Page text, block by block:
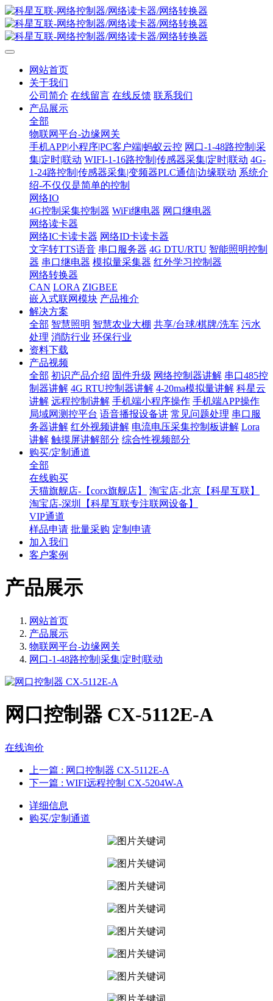
网站首页
关于我们
公司简介 在线留言 在线反馈 联系我们
产品展示
全部
物联网平台-边缘网关
手机APP|小程序|PC客户端|蚂蚁云控 网口-1-48路控制|采
集|定时|联动 WIFI-1-16路控制|传感器采集|定时|联动 4G-
1-24路控制|传感器采集|变频器PLC通信|边缘联动 系统介
绍-不仅仅是简单的控制
网络IO
4G控制采集控制器 WiFi继电器 网口继电器
网络读卡器
网络IC卡读卡器 网络ID卡读卡器
文字转TTS语音 串口服务器 4G DTU/RTU 智能照明控制
器 串口继电器 模拟量采集器 红外学习控制器
网络转换器
CAN LORA ZIGBEE
嵌入式联网模块 产品推介
解决方案
全部 智慧照明 智慧农业大棚 共享/台球/棋牌/洗车 污水
处理 消防行业 环保行业
资料下载
产品视频
全部 初识产品介绍 固件升级 网络控制器讲解 串口485控
制器讲解 4G RTU控制器讲解 4-20ma模拟量讲解 科星云
讲解 远程控制讲解 手机端小程序操作 手机端APP操作
局域网测控平台 语音播报设备讲 常见问题处理 串口服
务器讲解 红外视频讲解 电流电压采集控制板讲解 Lora
讲解 触摸屏讲解部分 综合性视频部分
购买/定制通道
全部
在线购买
天猫旗舰店-【corx旗舰店】
淘宝店-北京【科星互联】
淘宝店-深圳【科星互联专注联网设备】
VIP通道
样品申请 批量采购 定制申请
加入我们
客户案例
产品展示
网站首页
产品展示
物联网平台-边缘网关
网口-1-48路控制|采集|定时|联动
网口控制器 CX-5112E-A
在线询价
上一篇 : 网口控制器 CX-5112E-A
下一篇 : WIFI远程控制 CX-5204W-A
详细信息
购买/定制通道